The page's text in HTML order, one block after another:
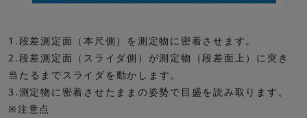
1.段差測定面（本尺側）を測定物に密着させます。
2.段差測定面（スライダ側）が測定物（段差面上）に突き
当たるまでスライダを動かします。
3.測定物に密着させたままの姿勢で目盛を読み取ります。
※注意点